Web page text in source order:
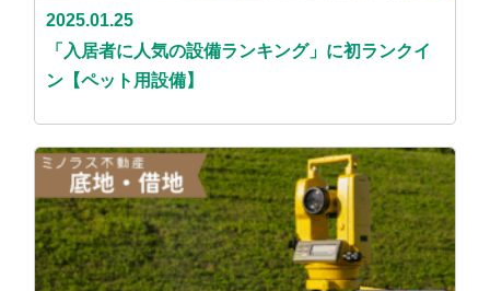
2025.01.25
「入居者に人気の設備ランキング」に初ランクイ
ン【ペット用設備】